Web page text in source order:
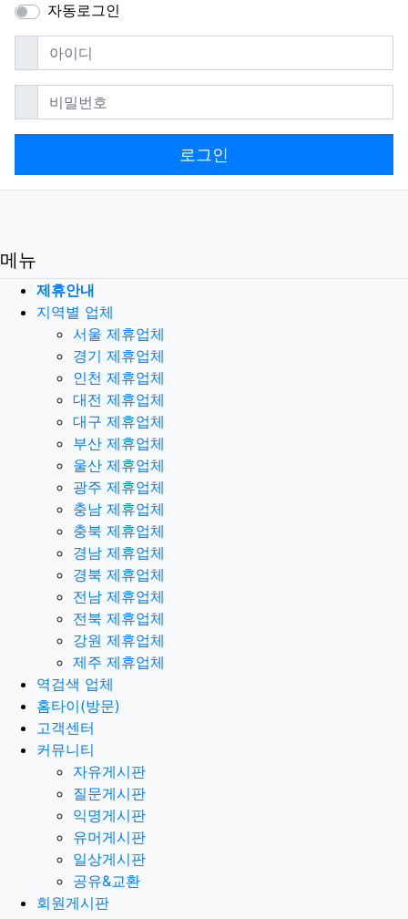
자동로그인
아이디필수
비밀번호필수
로그인
메뉴
제휴안내
지역별 업체
서울 제휴업체
경기 제휴업체
인천 제휴업체
대전 제휴업체
대구 제휴업체
부산 제휴업체
울산 제휴업체
광주 제휴업체
충남 제휴업체
충북 제휴업체
경남 제휴업체
경북 제휴업체
전남 제휴업체
전북 제휴업체
강원 제휴업체
제주 제휴업체
역검색 업체
홈타이(방문)
고객센터
커뮤니티
자유게시판
질문게시판
익명게시판
유머게시판
일상게시판
공유&교환
회원게시판